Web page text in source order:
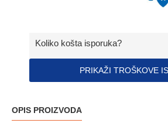
Koliko košta isporuka?
PRIKAŽI TROŠKOVE
OPIS PROIZVODA